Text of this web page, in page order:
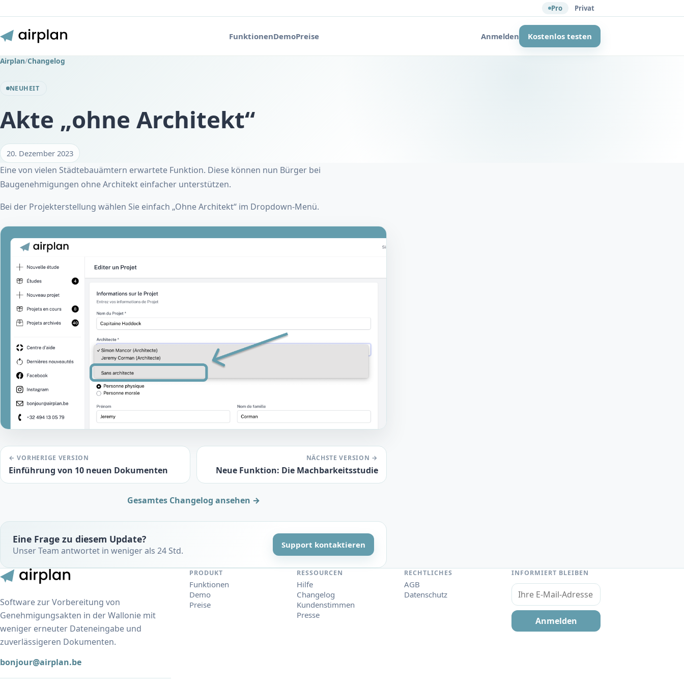
Pro Privat
FunktionenDemoPreise Anmelden Kostenlos testen
Airplan/Changelog
NEUHEIT
Akte „ohne Architekt“
20. Dezember 2023
Eine von vielen Städtebauämtern erwartete Funktion. Diese können nun Bürger bei
Baugenehmigungen ohne Architekt einfacher unterstützen.
Bei der Projekterstellung wählen Sie einfach „Ohne Architekt“ im Dropdown-Menü.
← VORHERIGE VERSION
Einführung von 10 neuen Dokumenten
NÄCHSTE VERSION →
Neue Funktion: Die Machbarkeitsstudie
Gesamtes Changelog ansehen →
Eine Frage zu diesem Update?
Unser Team antwortet in weniger als 24 Std.
Support kontaktieren
Software zur Vorbereitung von
Genehmigungsakten in der Wallonie mit
weniger erneuter Dateneingabe und
zuverlässigeren Dokumenten.
bonjour@airplan.be
PRODUKT
Funktionen
Demo
Preise
RESSOURCEN
Hilfe
Changelog
Kundenstimmen
Presse
RECHTLICHES
AGB
Datenschutz
INFORMIERT BLEIBEN
Ihre E-Mail-Adresse
Anmelden